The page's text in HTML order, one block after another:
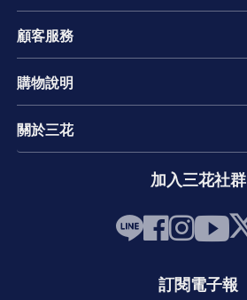
顧客服務
購物說明
關於三花
加入三花社群
訂閱電子報